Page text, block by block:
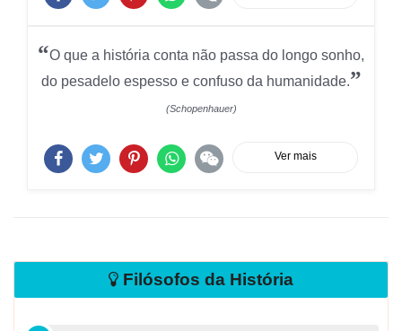
“O que a história conta não passa do longo sonho,
do pesadelo espesso e confuso da humanidade.”
(Schopenhauer)
Ver mais
Filósofos da História